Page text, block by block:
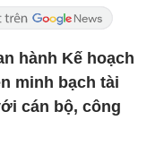
hành Kế hoạch
minh bạch tài
cán bộ, công